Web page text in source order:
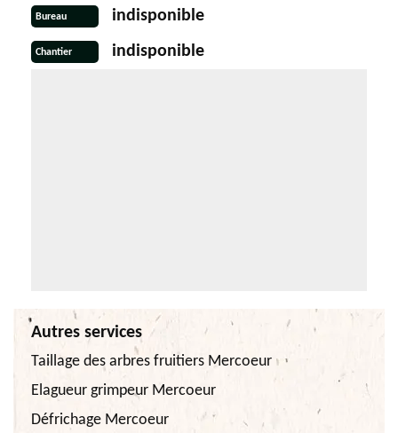
Bureau indisponible
Chantier indisponible
Autres services
Taillage des arbres fruitiers Mercoeur
Elagueur grimpeur Mercoeur
Défrichage Mercoeur